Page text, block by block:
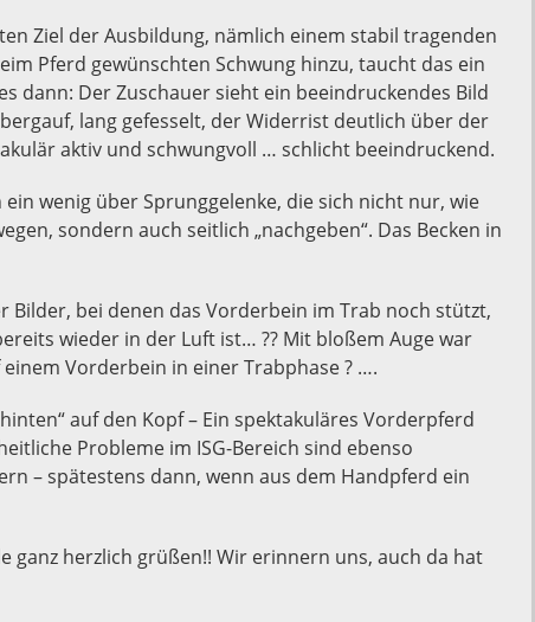
Ziel der Ausbildung, nämlich einem stabil tragenden
Pferd gewünschten Schwung hinzu, taucht das ein
dann: Der Zuschauer sieht ein beeindruckendes Bild
lang gefesselt, der Widerrist deutlich über der
aktiv und schwungvoll … schlicht beeindruckend.
wenig über Sprunggelenke, die sich nicht nur, wie
sondern auch seitlich „nachgeben“. Das Becken in
bei denen das Vorderbein im Trab noch stützt,
wieder in der Luft ist… ?? Mit bloßem Auge war
Vorderbein in einer Trabphase ? ….
auf den Kopf – Ein spektakuläres Vorderpferd
Probleme im ISG-Bereich sind ebenso
– spätestens dann, wenn aus dem Handpferd ein
ganz herzlich grüßen!! Wir erinnern uns, auch da hat